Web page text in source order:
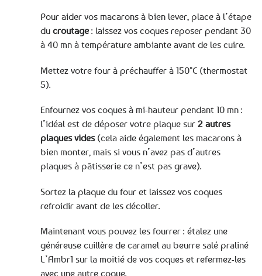
Pour aider vos macarons à bien lever, place à l’étape
du croutage: laissez vos coques reposer pendant 30
à 40 mn à température ambiante avant de les cuire.
Mettez votre four à préchauffer à 150°C (thermostat
5).
Enfournez vos coques à mi-hauteur pendant 10 mn :
l’idéal est de déposer votre plaque sur 2 autres
plaques vides(cela aide également les macarons à
bien monter, mais si vous n’avez pas d’autres
plaques à pâtisserie ce n’est pas grave).
Sortez la plaque du four et laissez vos coques
refroidir avant de les décoller.
Maintenant vous pouvez les fourrer : étalez une
généreuse cuillère de caramel au beurre salé praliné
L’Ambr1 sur la moitié de vos coques et refermez-les
avec une autre coque.